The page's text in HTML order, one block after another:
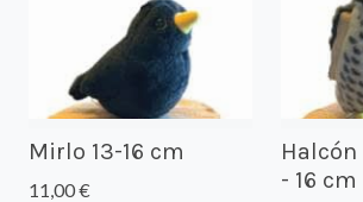
Mirlo 13-16 cm
11,00 €
- 16 cm